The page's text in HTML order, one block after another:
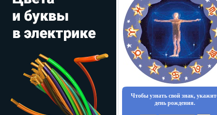
Чтобы узнать свой знак,
день рождения.